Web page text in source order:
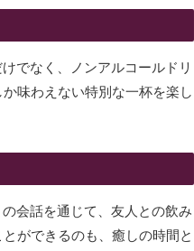
でなく、ノンアルコールドリ
味わえない特別な一杯を楽し
会話を通じて、友人との飲み
ができるのも、癒しの時間と